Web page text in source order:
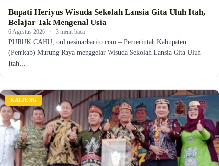
Bupati Heriyus Wisuda Sekolah Lansia Gita Uluh Itah,
Belajar Tak Mengenal Usia
6 Agustus 2026 · 3 menit baca
PURUK CAHU, onlinesinarbarito.com – Pemerintah Kabupaten
(Pemkab) Murung Raya menggelar Wisuda Sekolah Lansia Gita Uluh
Itah…
KALTENG